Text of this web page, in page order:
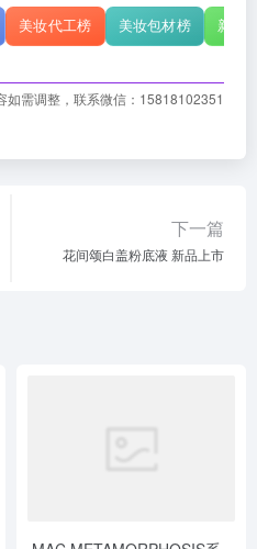
美妆代工榜 美妆包材榜 新原
如需调整，联系微信：15818102351
下一篇
花间颂白盖粉底液 新品上市